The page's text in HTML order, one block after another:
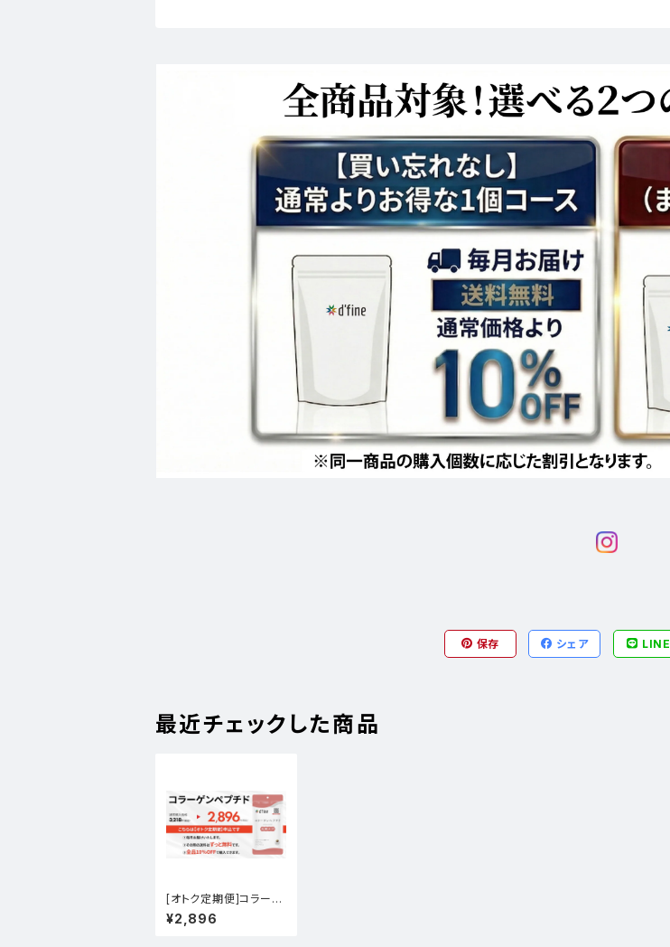
保存 シェア LINE
最近チェックした商品
[オトク定期便]コラーゲ
ンペプチド
¥2,896